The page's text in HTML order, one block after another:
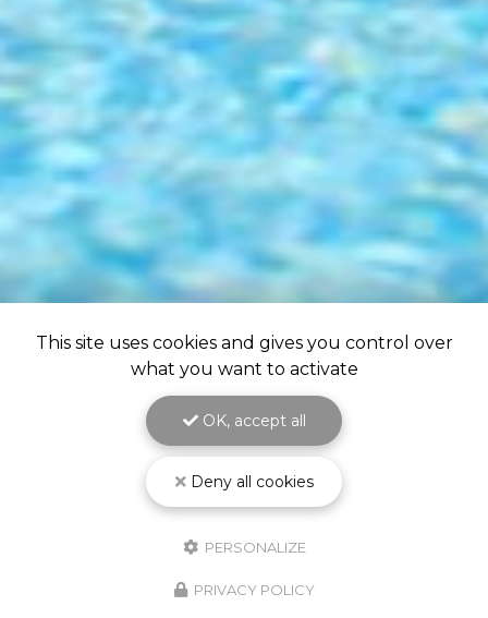
This site uses cookies and gives you control over
what you want to activate
OK, accept all
Deny all cookies
PERSONALIZE
PRIVACY POLICY